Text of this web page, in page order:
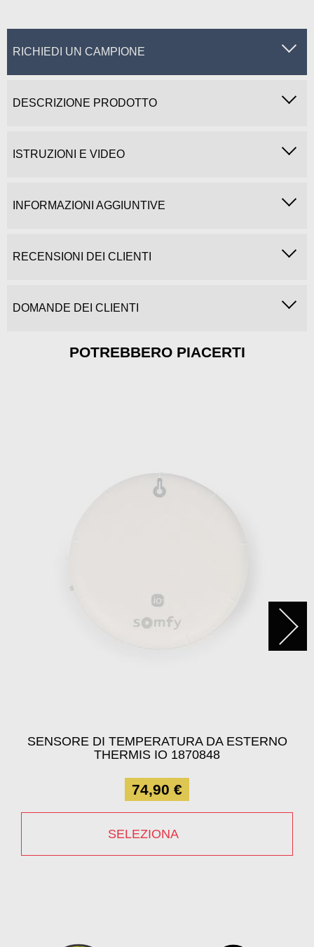
RICHIEDI UN CAMPIONE
DESCRIZIONE PRODOTTO
ISTRUZIONI E VIDEO
INFORMAZIONI AGGIUNTIVE
RECENSIONI DEI CLIENTI
DOMANDE DEI CLIENTI
POTREBBERO PIACERTI
SENSORE DI TEMPERATURA DA ESTERNO
THERMIS IO 1870848
74,90 €
SELEZIONA